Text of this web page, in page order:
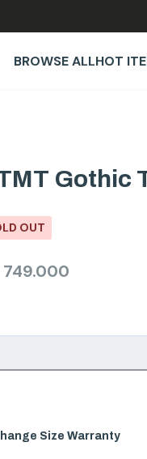
BROWSE ALLHOT
Gothic
OUT
749.000
Size Warranty